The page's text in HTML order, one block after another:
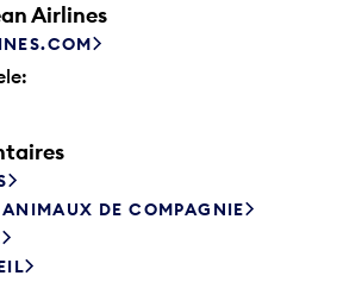
Airlines
DE COMPAGNIE